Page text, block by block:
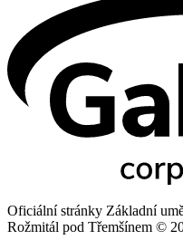
Oficiální stránky Základní
Rožmitál pod Třemšínem ©